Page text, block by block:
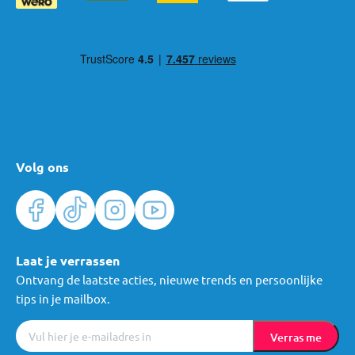
Volg ons
Laat je verrassen
Ontvang de laatste acties, nieuwe trends en persoonlijke
tips in je mailbox.
Verras me